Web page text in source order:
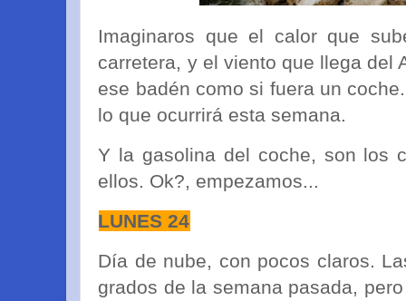
Imaginaros que el calor que
carretera, y el viento que llega del
ese badén como si fuera un
lo que ocurrirá esta semana.
Y la gasolina del coche, son los
ellos. Ok?, empezamos...
LUNES 24
Día de nube, con pocos claros.
grados de la semana pasada,